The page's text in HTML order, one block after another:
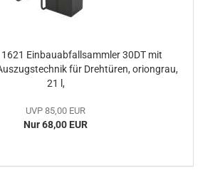
Einbauabfallsammler 30DT mit
für Drehtüren, oriongrau,
21 l,
UVP 85,00 EUR
Nur 68,00 EUR